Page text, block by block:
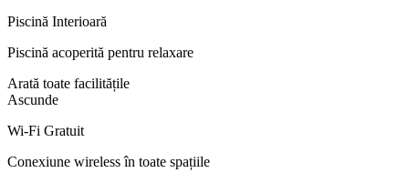
Piscină Interioară
Piscină acoperită pentru relaxare
Arată toate facilitățile
Ascunde
Wi-Fi Gratuit
Conexiune wireless în toate spațiile